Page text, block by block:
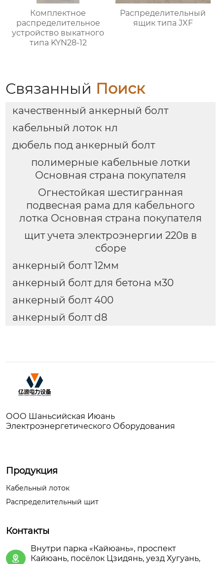
Комплектное
распределительное
устройство выкатного
типа KYN28-12
Распределительный
ящик типа JXF
Связанный Поиск
качественный анкерный болт
кабельный лоток нл
дюбель под анкерный болт
полимерные кабельные лотки
Основная страна покупателя
Огнестойкая шестигранная
подвесная рама для кабельного
лотка Основная страна покупателя
щит учета электроэнергии 220в в
сборе
анкерный болт 12мм
анкерный болт для бетона м30
анкерный болт 400
анкерный болт d8
ООО Шаньсийская Июань
Электроэнергетического Оборудования
Продукция
Кабельный лоток
Распределительный щит
Контакты

Внутри парка «Кайюань», проспект
Кайюань, посёлок Цзидянь, уезд Хугуань,